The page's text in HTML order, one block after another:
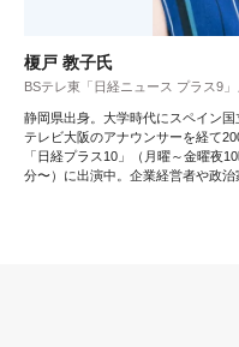
榎戸 教子氏
BSテレ東「日経ニュース プラス9
静岡県出身。大学時代にスペイン
テレビ大阪のアナウンサーを経て
「日経プラス10」（月曜～金曜夜
分〜）に出演中。企業経営者や政治